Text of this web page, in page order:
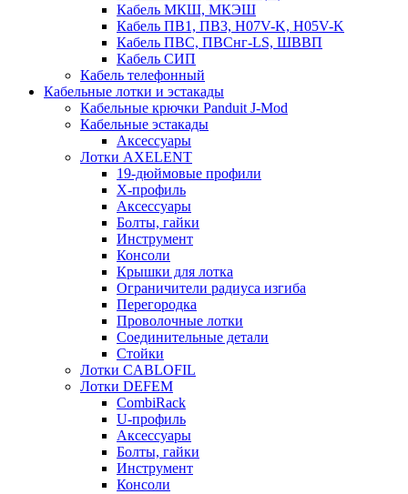
Кабель МКШ, МКЭШ
Кабель ПВ1, ПВ3, H07V-K, H05V-K
Кабель ПВС, ПВСнг-LS, ШВВП
Кабель СИП
Кабель телефонный
Кабельные лотки и эстакады
Кабельные крючки Panduit J-Mod
Кабельные эстакады
Аксессуары
Лотки AXELENT
19-дюймовые профили
X-профиль
Аксессуары
Болты, гайки
Инструмент
Консоли
Крышки для лотка
Ограничители радиуса изгиба
Перегородка
Проволочные лотки
Соединительные детали
Стойки
Лотки CABLOFIL
Лотки DEFEM
CombiRack
U-профиль
Аксессуары
Болты, гайки
Инструмент
Консоли